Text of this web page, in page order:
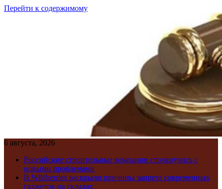
Перейти к содержимому
6 августа, 2026
Российские строительные компании столкнулись с
новыми проблемами
В Wildberries раскрыли причины запрета современных
гаджетов на складах